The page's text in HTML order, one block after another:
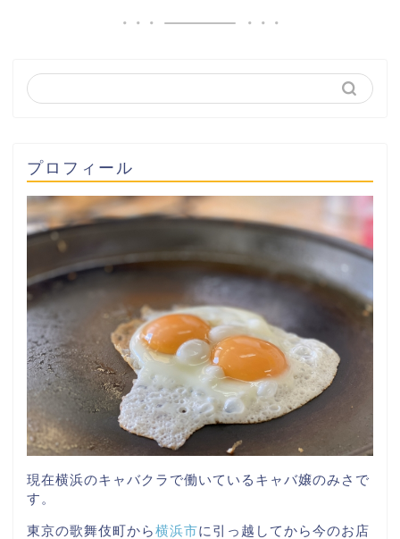
プロフィール
現在横浜のキャバクラで働いているキャバ嬢のみさで
す。
東京の歌舞伎町から横浜市に引っ越してから今のお店